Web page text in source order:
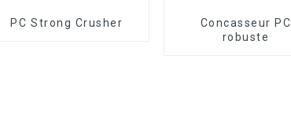
PC Strong Crusher
Concasseur PC
robuste